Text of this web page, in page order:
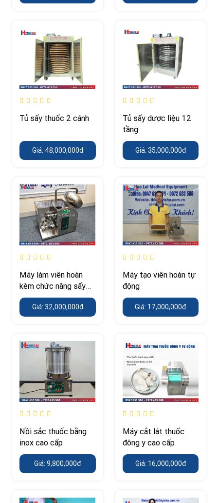
Tủ sấy thuốc 2 cánh
Giá: 48,000,000đ
Tủ sấy dược liệu 12
tầng
Giá: 35,000,000đ
Máy làm viên hoàn
kèm chức năng sấy
khô đánh bóng
Giá: 32,000,000đ
Máy tạo viên hoàn tự
động
Giá: 17,000,000đ
Nồi sắc thuốc bằng
inox cao cấp
Giá: 9,800,000đ
Máy cắt lát thuốc
đông y cao cấp
Giá: 16,000,000đ